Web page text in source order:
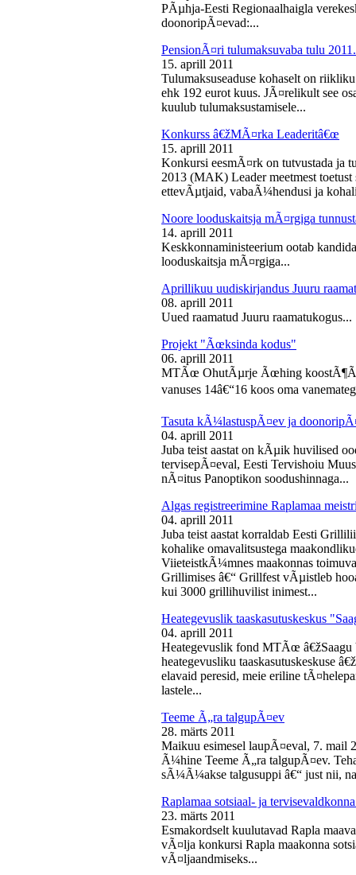
PÃµhja-Eesti Regionaalhaigla
doonoripÃ¤evad:...
PensionÃ¤ri tulumaksuvaba tulu
15. aprill 2011
Tulumaksuseaduse kohaselt on
ehk 192 eurot kuus. JÃ¤relikult see
kuulub tulumaksustamisele...
Konkurss â€žMÃ¤rka Leaderitâ€œ
15. aprill 2011
Konkursi eesmÃ¤rk on tutvustada ja
2013 (MAK) Leader meetmest
ettevÃµtjaid, vabaÃ¼hendusi ja
Noore looduskaitsja mÃ¤rgiga
14. aprill 2011
Keskkonnaministeerium ootab
looduskaitsja mÃ¤rgiga...
Aprillikuu uudiskirjandus Juuru
08. aprill 2011
Uued raamatud Juuru raamatukogus...
Projekt "Ãœksinda kodus"
06. aprill 2011
MTÃœ OhutÃµrje Ãœhing
vanuses 14â€“16 koos oma
Tasuta kÃ¼lastuspÃ¤ev ja
04. aprill 2011
Juba teist aastat on kÃµik huvilised
tervisepÃ¤eval, Eesti Tervishoiu
nÃ¤itus Panoptikon soodushinnaga...
Algas registreerimine Raplamaa
04. aprill 2011
Juba teist aastat korraldab Eesti
kohalike omavalitsustega
ViieteistkÃ¼mnes maakonnas
Grillimises â€“ Grillfest vÃµistleb
kui 3000 grillihuvilist inimest...
Heategevuslik taaskasutuskeskus
04. aprill 2011
Heategevuslik fond MTÃœ â€žSaagu
heategevusliku taaskasutuskeskuse
elavaid peresid, meie eriline
lastele...
Teeme Ã„ra talgupÃ¤ev
28. märts 2011
Maikuu esimesel laupÃ¤eval, 7.
Ã¼hine Teeme Ã„ra talgupÃ¤ev.
sÃ¼Ã¼akse talgusuppi â€“ just nii,
Raplamaa sotsiaal- ja
23. märts 2011
Esmakordselt kuulutavad Rapla
vÃ¤lja konkursi Rapla maakonna
vÃ¤ljaandmiseks...